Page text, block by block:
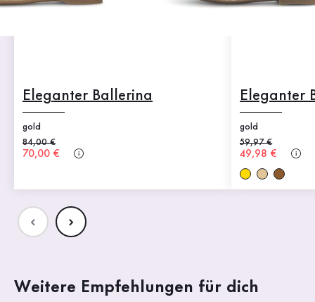
Eleganter Ballerina
gold
Alter Preis
84,00 €
Neuer Preis
70,00 €
Eleganter
gold
Alter Preis
59,97 €
Neuer Preis
49,98 €
Weitere Empfehlungen für dich